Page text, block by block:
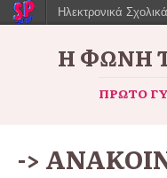
Η ΦΩΝΉ
ΠΡΏΤΟ
->
Ηλεκτρονικά